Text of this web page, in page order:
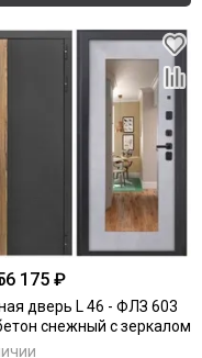
175 ₽
дверь L 46 - ФЛЗ 603
снежный с зеркалом